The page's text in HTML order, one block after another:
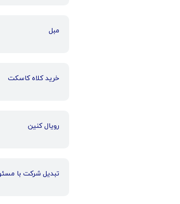
مبل
خرید کلاه کاسکت
رویال کنین
تبدیل شرکت با